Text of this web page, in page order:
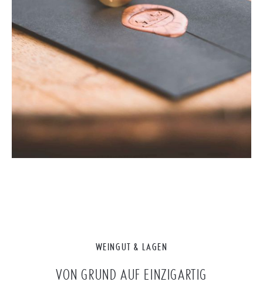
WEINGUT & LAGEN
VON GRUND AUF EINZIGARTIG